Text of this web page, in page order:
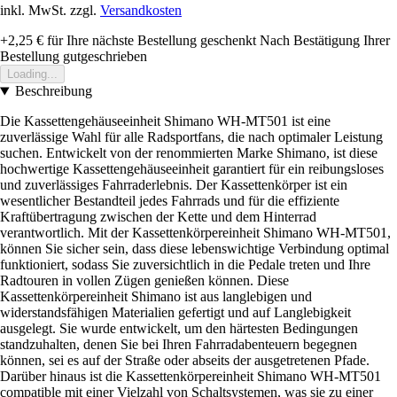
inkl. MwSt. zzgl. Versandkosten
+2,25 € für Ihre nächste Bestellung geschenkt Nach Bestätigung Ihrer
Bestellung gutgeschrieben
Loading...
Beschreibung
Die Kassettengehäuseeinheit Shimano WH-MT501 ist eine
zuverlässige Wahl für alle Radsportfans, die nach optimaler Leistung
suchen. Entwickelt von der renommierten Marke Shimano, ist diese
hochwertige Kassettengehäuseeinheit garantiert für ein reibungsloses
und zuverlässiges Fahrraderlebnis. Der Kassettenkörper ist ein
wesentlicher Bestandteil jedes Fahrrads und für die effiziente
Kraftübertragung zwischen der Kette und dem Hinterrad
verantwortlich. Mit der Kassettenkörpereinheit Shimano WH-MT501,
können Sie sicher sein, dass diese lebenswichtige Verbindung optimal
funktioniert, sodass Sie zuversichtlich in die Pedale treten und Ihre
Radtouren in vollen Zügen genießen können. Diese
Kassettenkörpereinheit Shimano ist aus langlebigen und
widerstandsfähigen Materialien gefertigt und auf Langlebigkeit
ausgelegt. Sie wurde entwickelt, um den härtesten Bedingungen
standzuhalten, denen Sie bei Ihren Fahrradabenteuern begegnen
können, sei es auf der Straße oder abseits der ausgetretenen Pfade.
Darüber hinaus ist die Kassettenkörpereinheit Shimano WH-MT501
compatible mit einer Vielzahl von Schaltsystemen, was sie zu einer